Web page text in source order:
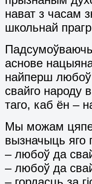
нават з часам
школьнай
аснове
найперш любоў
свайго народу
таго, каб ён –
Мы можам
вызначыць яго
– любоў да
– любоў да